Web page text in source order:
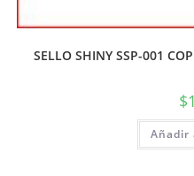
SELLO SHINY SSP-001
$
Añadir